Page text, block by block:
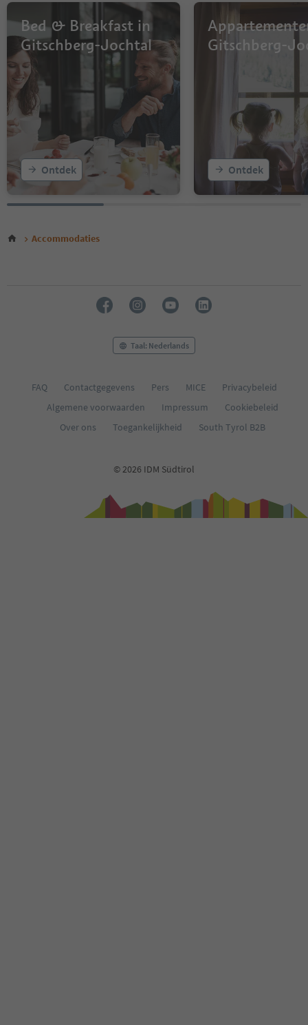
Bed & Breakfast in
Gitschberg-Jochtal
Ontdek
Gitschberg-
Ontdek
Accommodaties
Taal: Nederlands
FAQ Contactgegevens Pers MICE
Privacybeleid
Algemene voorwaarden
Impressum
Cookiebeleid
Over ons
Toegankelijkheid South Tyrol B2B
© 2026 IDM Südtirol